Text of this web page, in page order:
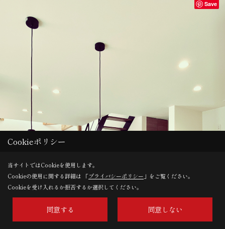
Save
Cookieポリシー
当サイトではCookieを使用します。
Cookieの使用に関する詳細は 「プライバシーポリシー 」をご覧ください。
Cookieを受け入れるか拒否するか選択してください。
同意する 同意しない